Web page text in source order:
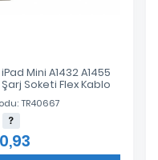
Mini A1432 A1455
Şarj Soketi Flex Kablo
TR40667